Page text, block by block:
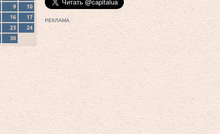
9
10
16
17
23
24
30
РЕКЛАМА